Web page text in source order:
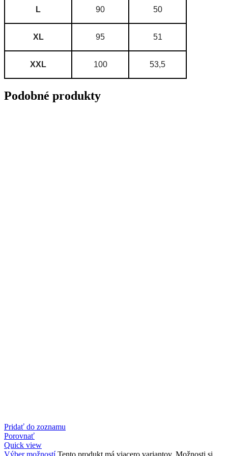
L 90 50
XL 95 51
XXL 100 53,5
Podobné produkty
Pridať do zoznamu
Porovnať
Quick view
Výber možností Tento produkt má viacero variantov. Možnosti si